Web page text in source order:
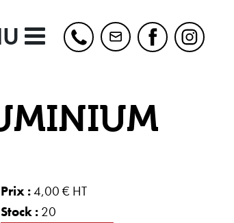
Prix :4,00 € HT
Stock : 20